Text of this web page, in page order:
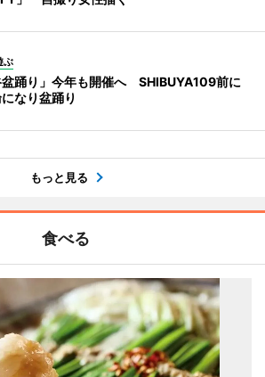
ぶ
盆踊り」今年も開催へ SHIBUYA109前に
なり盆踊り
もっと見る
食べる